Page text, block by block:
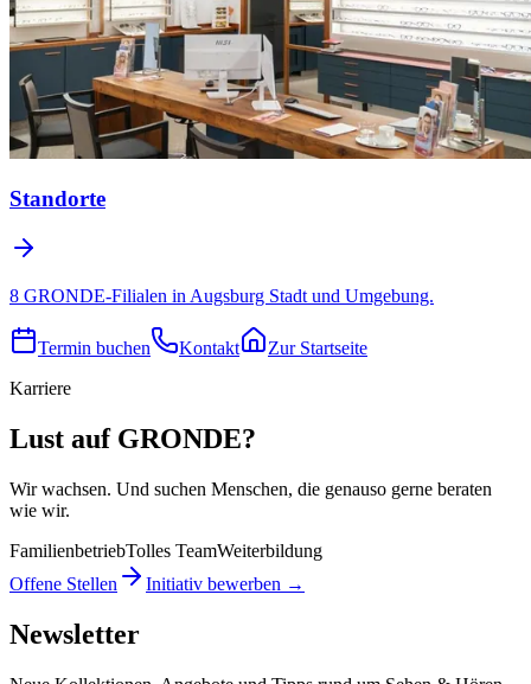
Standorte
8 GRONDE-Filialen in Augsburg Stadt und Umgebung.
Termin buchen Kontakt
Zur Startseite
Karriere
Lust auf GRONDE?
Wir wachsen. Und suchen Menschen, die genauso gerne beraten
wie wir.
FamilienbetriebTolles TeamWeiterbildung
Offene Stellen
Initiativ bewerben →
Newsletter